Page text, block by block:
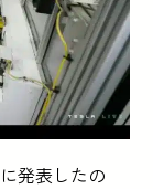
発表したの